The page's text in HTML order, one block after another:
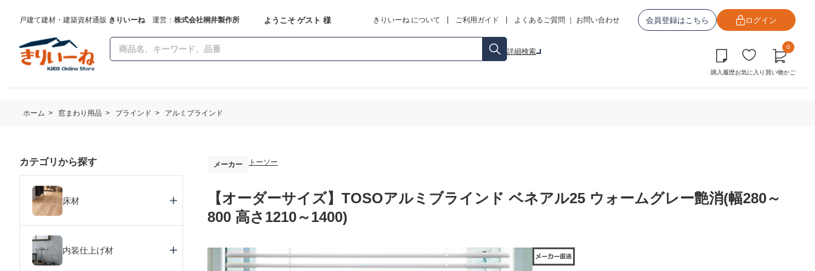
戸建て建材・建築資材通販 きりいーね運営： 株式会社桐井製作所 ようこそ ゲスト 様 きりいーね について ご利用ガイド よくあるご質問 お問い合わせ 会員登録はこちら ログイン
詳細検索
購入履歴お気に入り
0
買い物かご
ホーム > 窓まわり用品 > ブラインド > アルミブラインド
メーカー トーソー
【オーダーサイズ】TOSOアルミブラインド ベネアル25 ウォームグレー艶消(幅280～
800 高さ1210～1400)
カテゴリから探す
床材
内装仕上げ材